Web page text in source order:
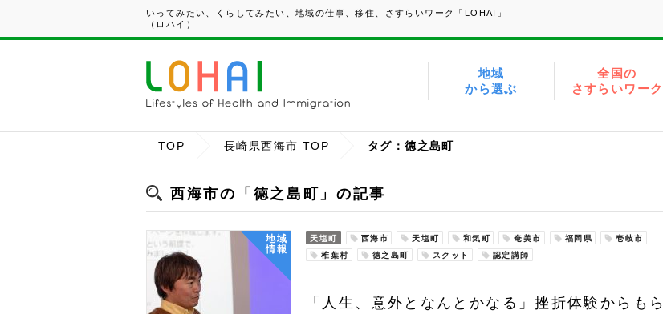
いってみたい、くらしてみたい、地域の仕事、移住、さすらいワーク「LOHAI」
（ロハイ）
地域
から選ぶ
全国の
さすらいワーク
TOP 長崎県西海市 TOP タグ：徳之島町
西海市の「徳之島町」の記事
地域
情報
天塩町 西海市 天塩町 和気町 奄美市 福岡県
壱岐市
椎葉村
徳之島町 スクット 認定講師
「人生、意外となんとかなる」挫折体験からもら